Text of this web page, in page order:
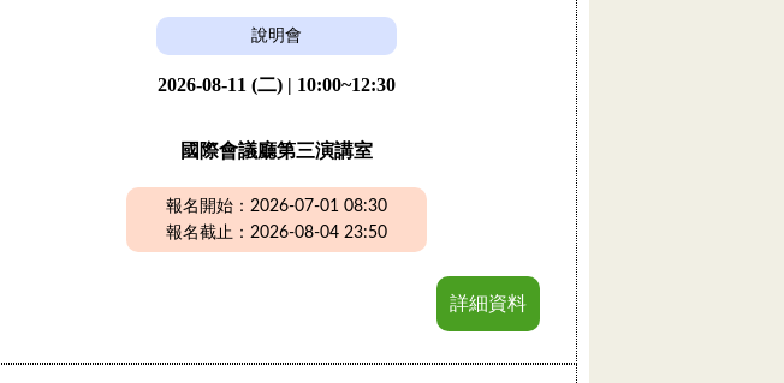
說明會
2026-08-11 (二) | 10:00~12:30
國際會議廳第三演講室
報名開始：2026-07-01 08:30
報名截止：2026-08-04 23:50
詳細資料